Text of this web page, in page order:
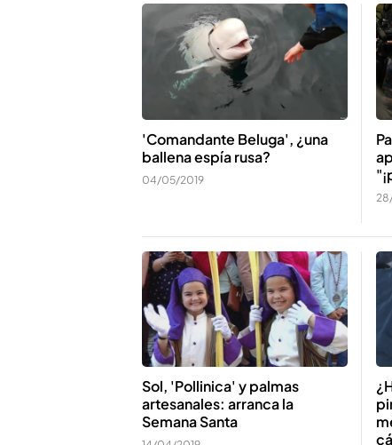
'Comandante Beluga', ¿una
ballena espía rusa?
04/05/2019
Sol, 'Pollinica' y palmas
artesanales: arranca la
Semana Santa